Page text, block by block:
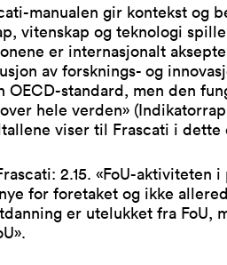
manualen gir kontekst og
vitenskap og teknologi
er internasjonalt
av forsknings- og
OECD-standard, men den
hele verden»
viser til Frascati i dette
2.15. «FoU-
for foretaket og ikke
er utelukket fra FoU,